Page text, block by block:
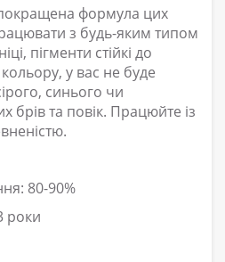
формула цих
з будь-яким типом
пігменти стійкі до
у вас не буде
синього чи
брів та повік. Працюйте із
80-90%
роки